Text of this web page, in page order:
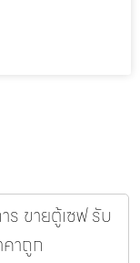
ร ขายตู้เซฟ รับ
าถูก